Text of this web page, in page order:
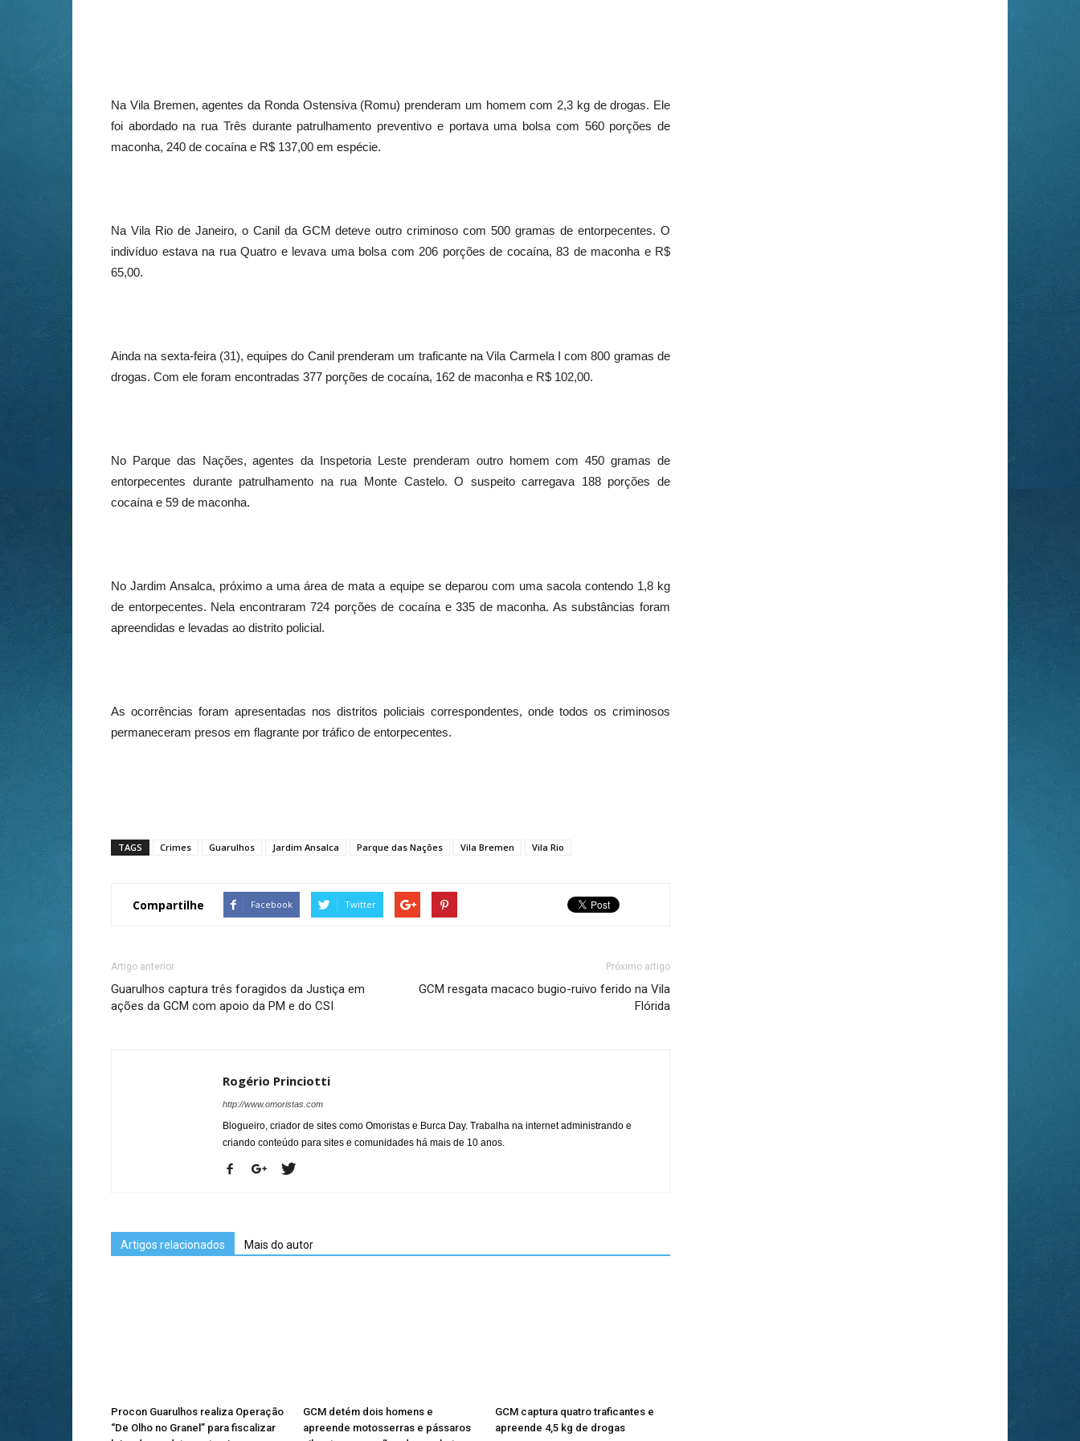
Na Vila Bremen, agentes da Ronda Ostensiva (Romu) prenderam um homem com 2,3 kg de drogas. Ele
foi abordado na rua Três durante patrulhamento preventivo e portava uma bolsa com 560 porções de
maconha, 240 de cocaína e R$ 137,00 em espécie.
Na Vila Rio de Janeiro, o Canil da GCM deteve outro criminoso com 500 gramas de entorpecentes. O
indivíduo estava na rua Quatro e levava uma bolsa com 206 porções de cocaína, 83 de maconha e R$
65,00.
Ainda na sexta-feira (31), equipes do Canil prenderam um traficante na Vila Carmela I com 800 gramas de
drogas. Com ele foram encontradas 377 porções de cocaína, 162 de maconha e R$ 102,00.
No Parque das Nações, agentes da Inspetoria Leste prenderam outro homem com 450 gramas de
entorpecentes durante patrulhamento na rua Monte Castelo. O suspeito carregava 188 porções de
cocaína e 59 de maconha.
No Jardim Ansalca, próximo a uma área de mata a equipe se deparou com uma sacola contendo 1,8 kg
de entorpecentes. Nela encontraram 724 porções de cocaína e 335 de maconha. As substâncias foram
apreendidas e levadas ao distrito policial.
As ocorrências foram apresentadas nos distritos policiais correspondentes, onde todos os criminosos
permaneceram presos em flagrante por tráfico de entorpecentes.
TAGS Crimes Guarulhos Jardim Ansalca Parque das Nações Vila Bremen Vila Rio
Compartilhe Facebook Twitter
Artigo anterior
Guarulhos captura três foragidos da Justiça em
ações da GCM com apoio da PM e do CSI
Próximo artigo
GCM resgata macaco bugio-ruivo ferido na Vila
Flórida
Rogério Princiotti
http://www.omoristas.com
Blogueiro, criador de sites como Omoristas e Burca Day. Trabalha na internet administrando e
criando conteúdo para sites e comunidades há mais de 10 anos.
Artigos relacionados Mais do autor
Procon Guarulhos realiza Operação
“De Olho no Granel” para fiscalizar
GCM detém dois homens e
apreende motosserras e pássaros
GCM captura quatro traficantes e
apreende 4,5 kg de drogas